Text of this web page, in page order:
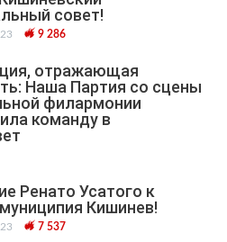
cовет!
9 286
отражающая
Наша Партия со сцены
филармонии
команду в
Ренато Усатого к
Кишинев!
7 537